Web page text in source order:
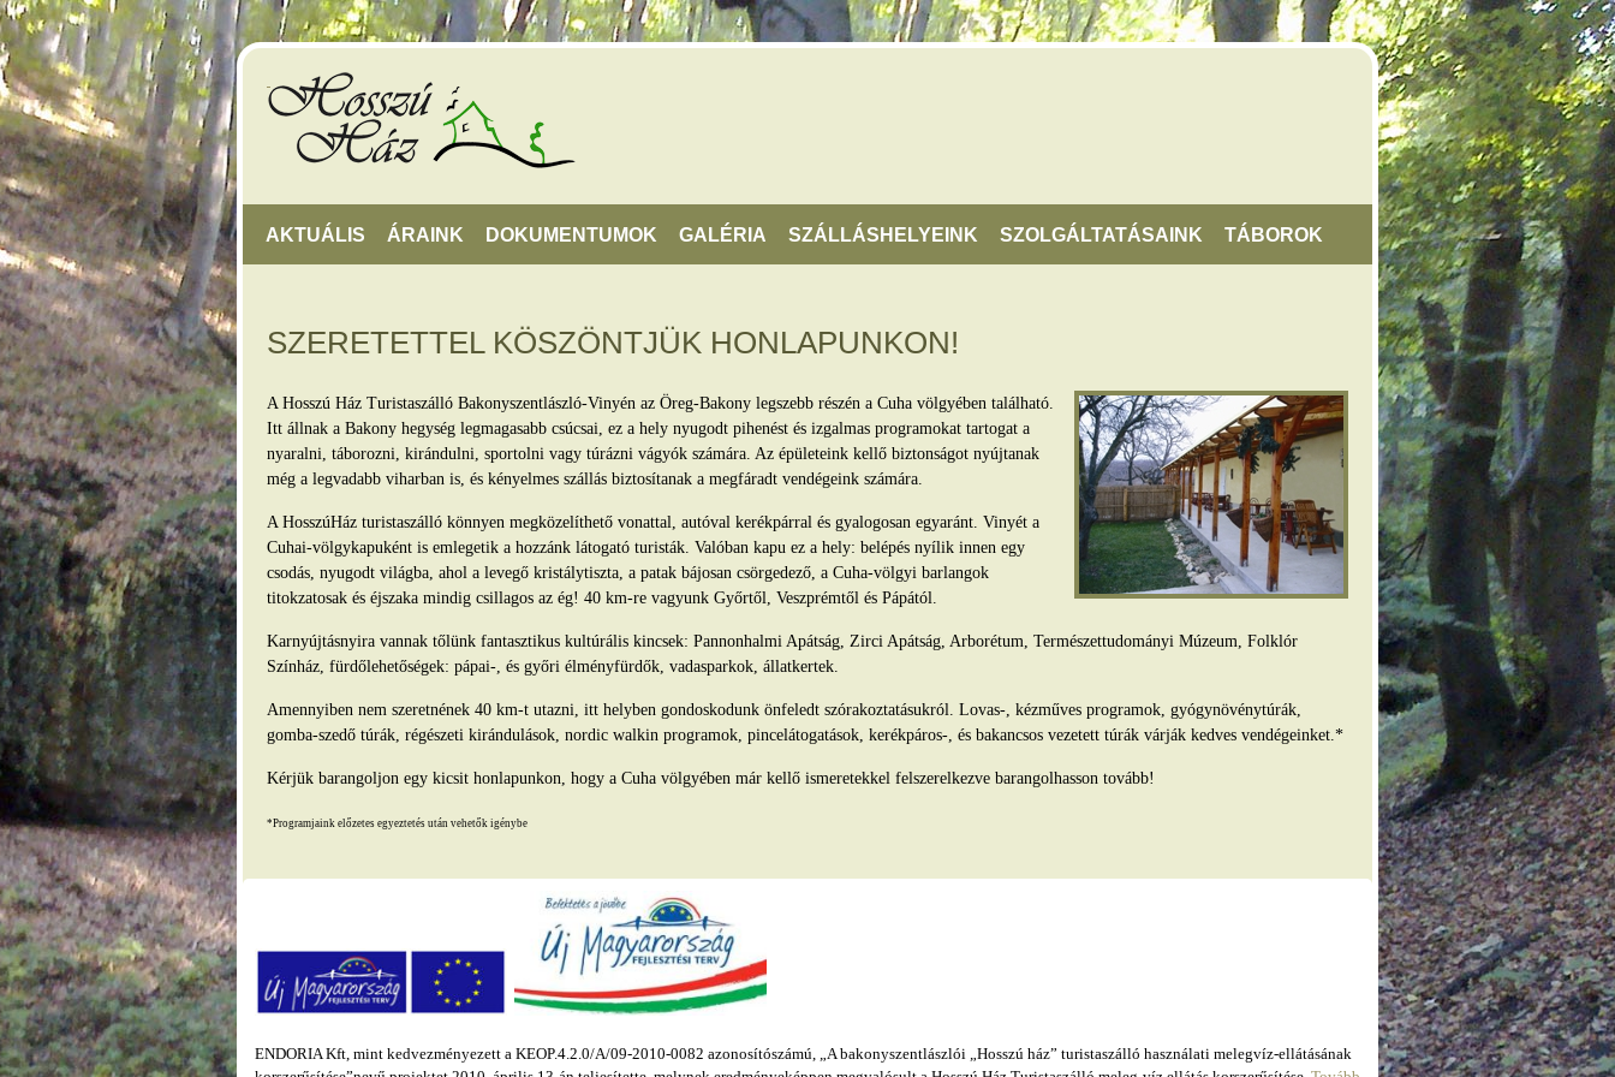
AKTUÁLIS ÁRAINK DOKUMENTUMOK GALÉRIA SZÁLLÁSHELYEINK SZOLGÁLTATÁSAINK TÁBOROK
SZERETETTEL KÖSZÖNTJÜK HONLAPUNKON!
A Hosszú Ház Turistaszálló Bakonyszentlászló-Vinyén az Öreg-Bakony legszebb részén a Cuha völgyében található.
Itt állnak a Bakony hegység legmagasabb csúcsai, ez a hely nyugodt pihenést és izgalmas programokat tartogat a
nyaralni, táborozni, kirándulni, sportolni vagy túrázni vágyók számára. Az épületeink kellő biztonságot nyújtanak
még a legvadabb viharban is, és kényelmes szállás biztosítanak a megfáradt vendégeink számára.
A HosszúHáz turistaszálló könnyen megközelíthető vonattal, autóval kerékpárral és gyalogosan egyaránt. Vinyét a
Cuhai-völgykapuként is emlegetik a hozzánk látogató turisták. Valóban kapu ez a hely: belépés nyílik innen egy
csodás, nyugodt világba, ahol a levegő kristálytiszta, a patak bájosan csörgedező, a Cuha-völgyi barlangok
titokzatosak és éjszaka mindig csillagos az ég! 40 km-re vagyunk Győrtől, Veszprémtől és Pápától.
Karnyújtásnyira vannak tőlünk fantasztikus kultúrális kincsek: Pannonhalmi Apátság, Zirci Apátság, Arborétum, Természettudományi Múzeum, Folklór
Színház, fürdőlehetőségek: pápai-, és győri élményfürdők, vadasparkok, állatkertek.
Amennyiben nem szeretnének 40 km-t utazni, itt helyben gondoskodunk önfeledt szórakoztatásukról. Lovas-, kézműves programok, gyógynövénytúrák,
gomba-szedő túrák, régészeti kirándulások, nordic walkin programok, pincelátogatások, kerékpáros-, és bakancsos vezetett túrák várják kedves vendégeinket.*
Kérjük barangoljon egy kicsit honlapunkon, hogy a Cuha völgyében már kellő ismeretekkel felszerelkezve barangolhasson tovább!
*Programjaink előzetes egyeztetés után vehetők igénybe
ENDORIA Kft, mint kedvezményezett a KEOP.4.2.0/A/09-2010-0082 azonosítószámú, „A bakonyszentlászlói „Hosszú ház” turistaszálló használati melegvíz-ellátásának